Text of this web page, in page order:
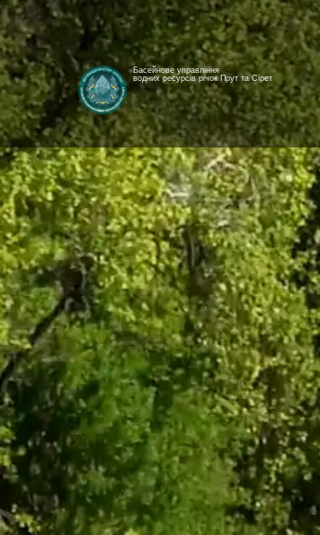
[newyear_garland]
Басейнове управління
водних ресурсів річок Прут та Сірет